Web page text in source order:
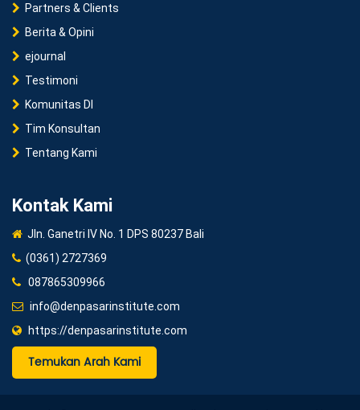
Partners & Clients
Berita & Opini
ejournal
Testimoni
Komunitas DI
Tim Konsultan
Tentang Kami
Kontak Kami
Jln. Ganetri IV No. 1 DPS 80237 Bali
(0361) 2727369
087865309966
info@denpasarinstitute.com
https://denpasarinstitute.com
Temukan Arah Kami